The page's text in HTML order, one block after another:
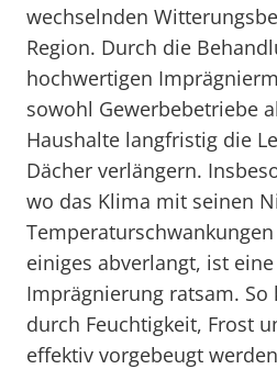
wechselnden
Region. Durch die
hochwertigen
sowohl Gewerbebetriebe
Haushalte langfristig die
Dächer verlängern.
wo das Klima mit seinen
einiges abverlangt, ist
Imprägnierung ratsam. So
durch Feuchtigkeit, Frost
effektiv vorgebeugt